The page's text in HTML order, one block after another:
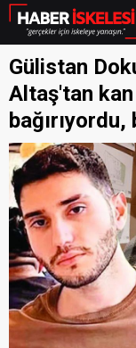
Gülistan
Altaş'tan
bağırıyordu,